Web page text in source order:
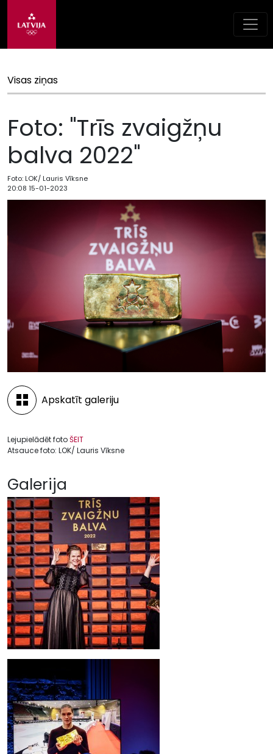
Visas ziņas
Foto: "Trīs zvaigžņu
balva 2022"
Foto: LOK/ Lauris Vīksne
20:08 15-01-2023
Apskatīt galeriju
Lejupielādēt fotoŠEIT
Atsauce foto: LOK/ Lauris Vīksne
Galerija